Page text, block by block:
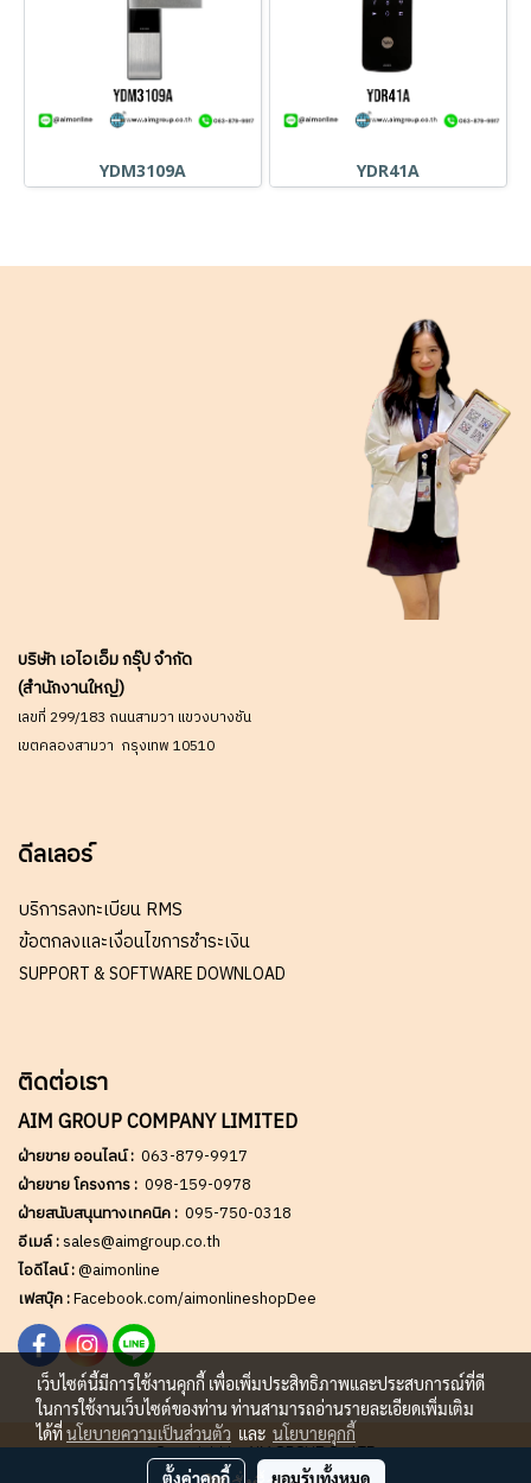
YDM3109A YDR41A
บริษัท เอไอเอ็ม กรุ๊ป จำกัด
(สำนักงานใหญ่)
เลขที่ 299/183 ถนนสามวา แขวงบางชัน
เขตคลองสามวา กรุงเทพ 10510
ดีลเลอร์
บริการลงทะเบียน RMS
ข้อตกลงและเงื่อนไขการชำระเงิน
SUPPORT & SOFTWARE DOWNLOAD
ติดต่อเรา
AIM GROUP COMPANY LIMITED
ฝ่ายขาย ออนไลน์ : 063-879-9917
ฝ่ายขาย โครงการ : 098-159-0978
ฝ่ายสนับสนุนทางเทคนิค : 095-750-0318
อีเมล์ :sales@aimgroup.co.th
ไอดีไลน์ :@aimonline
เฟสบุ๊ค :Facebook.com/aimonlineshopDee
Copy right by AIM GROUP Co.,LTD
เว็บไซต์นี้มีการใช้งานคุกกี้ เพื่อเพิ่มประสิทธิภาพและประสบการณ์ที่ดี
ในการใช้งานเว็บไซต์ของท่าน ท่านสามารถอ่านรายละเอียดเพิ่มเติม
ได้ที่นโยบายความเป็นส่วนตัว และ นโยบายคุกกี้
ตั้งค่าคุกกี้ ยอมรับทั้งหมด